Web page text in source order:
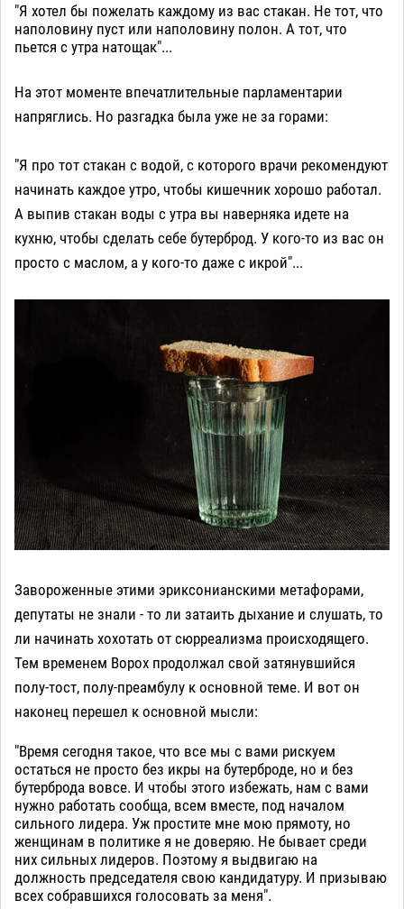
"Я хотел бы пожелать каждому из вас стакан. Не тот, что
наполовину пуст или наполовину полон. А тот, что
пьется с утра натощак"...
На этот моменте впечатлительные парламентарии
напряглись. Но разгадка была уже не за горами:
"Я про тот стакан с водой, с которого врачи рекомендуют
начинать каждое утро, чтобы кишечник хорошо работал.
А выпив стакан воды с утра вы наверняка идете на
кухню, чтобы сделать себе бутерброд. У кого-то из вас он
просто с маслом, а у кого-то даже с икрой"...
Завороженные этими эриксонианскими метафорами,
депутаты не знали - то ли затаить дыхание и слушать, то
ли начинать хохотать от сюрреализма происходящего.
Тем временем Ворох продолжал свой затянувшийся
полу-тост, полу-преамбулу к основной теме. И вот он
наконец перешел к основной мысли:
"Время сегодня такое, что все мы с вами рискуем
остаться не просто без икры на бутерброде, но и без
бутерброда вовсе. И чтобы этого избежать, нам с вами
нужно работать сообща, всем вместе, под началом
сильного лидера. Уж простите мне мою прямоту, но
женщинам в политике я не доверяю. Не бывает среди
них сильных лидеров. Поэтому я выдвигаю на
должность председателя свою кандидатуру. И призываю
всех собравшихся голосовать за меня".